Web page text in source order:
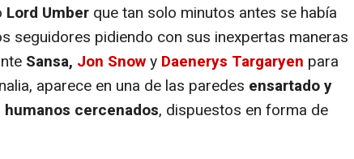
Lord Umber que tan solo minutos antes se había
seguidores pidiendo con sus inexpertas maneras
Sansa, Jon Snowy Daenerys Targaryen para
aparece en una de las paredes ensartado y
cercenados, dispuestos en forma de